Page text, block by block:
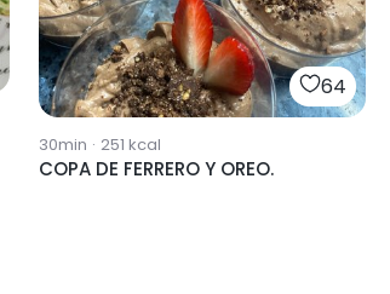
64
30min · 251 kcal
COPA DE FERRERO Y OREO.